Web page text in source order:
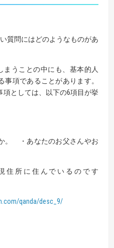
質問にはどのようなものがあ
まうことの中にも、基本的人
項であることがあります。
としては、以下の6項目が挙
。 ・あなたのお父さんやお
住所に住んでいるのです
qanda/desc_9/